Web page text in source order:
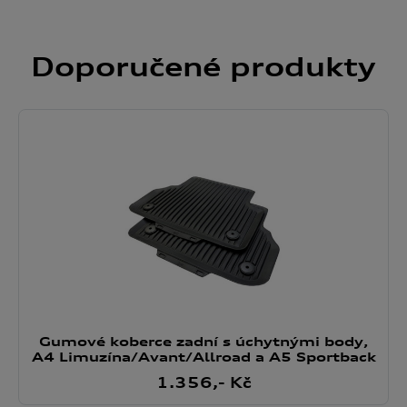
Doporučené produkty
Gumové koberce zadní s úchytnými body,
A4 Limuzína/Avant/Allroad a A5 Sportback
1.356,- Kč